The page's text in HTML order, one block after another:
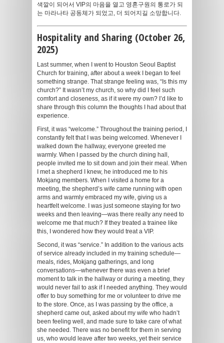
색깔이 되어서 VIP의 마음을 열고 영혼구원의 통로가 되
는 마라나타 공동체가 되었고, 더 되어지길 소망합니다.
Hospitality and Sharing (October 26,
2025)
Last summer, when I went to Houston Seoul Baptist
Church for training, after about a week I began to feel
something strange. That strange feeling was, “Is this my
church?” It wasn’t my church, so why did I feel such
comfort and closeness, as if it were my own? I’d like to
share through this column the thoughts I had about that
experience.
First, it was “welcome.” Throughout the training period, I
constantly felt that I was being welcomed. Whenever I
walked down the hallway, everyone greeted me
warmly. When I passed by the church dining hall,
people invited me to sit down and join their meal. When
I met a shepherd I knew, he introduced me to his
Mokjang members. When I visited a home for a
meeting, the shepherd’s wife came running with open
arms and warmly embraced my wife, giving us a
heartfelt welcome. I was just someone staying for two
weeks and then leaving—was there really any need to
welcome me that much? If they treated a trainee like
this, I wondered how they would treat a VIP.
Second, it was “service.” In addition to the various acts
of service already included in my training schedule—
meals, rides, Mokjang gatherings, and long
conversations—whenever there was even a brief
moment to talk in the hallway or during a meeting, they
would never fail to ask if I needed anything. They would
offer to buy something for me or volunteer to drive me
to the store. Once, as I was passing by the office, a
shepherd came out, asked about my wife who hadn’t
been feeling well, and made sure to take care of what
she needed. There was no benefit for them in serving
us, who would leave after two weeks, yet their service